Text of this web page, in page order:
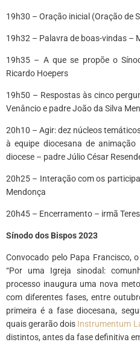
19h30 – Oração inicial (Oração de
19h32 – Palavra de boas-vindas –
19h35 – A que se propõe o
Ricardo Hoepers
19h50 – Respostas às cinco
Venâncio e padre João da Silva
20h10 – Agir: dez núcleos
à equipe diocesana de
diocese – padre Júlio César
20h25 – Interação com os
Mendonça
20h45 – Encerramento – irmã
Sínodo dos Bispos 2023
Convocado pelo Papa Francisco,
“Por uma Igreja sinodal:
processo inaugura uma nova
com diferentes fases, entre
primeira é a fase diocesana,
quais gerarão dois Instrumentum
distintos, antes da fase definitiva